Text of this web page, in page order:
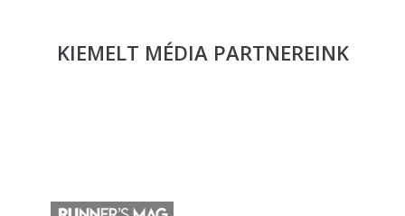
KIEMELT MÉDIA PARTNEREINK